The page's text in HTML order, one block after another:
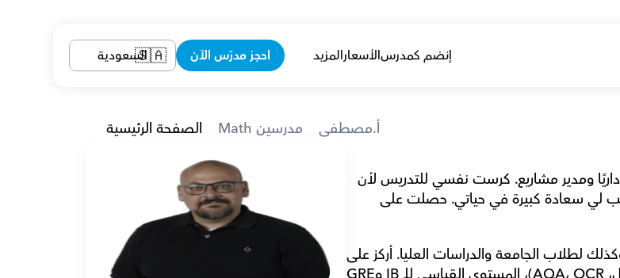
إنضم كمدرسالأسعارالمزيد احجز مدرّس الآن 🇸🇦السعودية
الصفحة الرئيسية Math مدرسين أ.مصطفى
الرياضيات هي شغفي. كنت سابقًا مهندسًا ميكانيكيًا، مستشارًا إداريًا ومدير مشاريع. كرست نفسي للتدريس لأن
تدريب الطلاب على الإيمان بقدراتهم والوصول إلى إمكاناتهم يجلب لي سعادة كبيرة في حياتي. حصلت على
أنا معلم/مدرس رياضيات لطلاب المدارس المتوسطة والثانوية وكذلك لطلاب الجامعة والدراسات العليا. أركز على